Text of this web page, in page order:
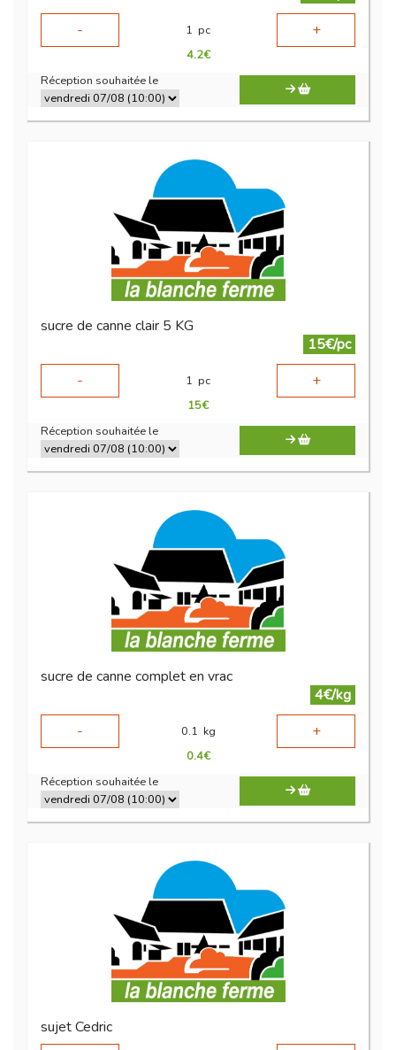
-
1 pc +
4.2€
Réception souhaitée le
sucre de canne clair 5 KG
15€/pc
-
1 pc +
15€
Réception souhaitée le
sucre de canne complet en vrac
4€/kg
-
0.1 kg +
0.4€
Réception souhaitée le
sujet Cedric